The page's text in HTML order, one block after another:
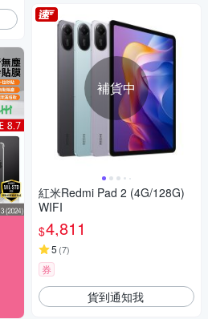
補貨中
紅米Redmi Pad 2 (4G/128G)
WIFI
$4,811
5 (7)
券
貨到通知我